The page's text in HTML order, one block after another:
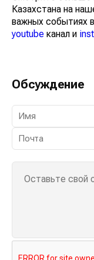
Казахстана на
важных событиях в
youtube канал и
Обсуждение